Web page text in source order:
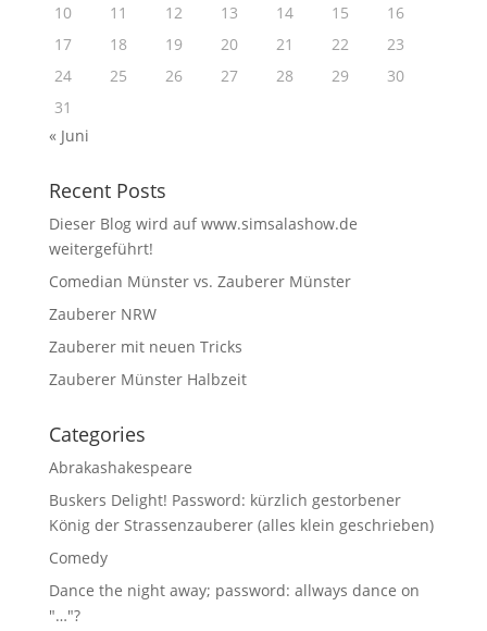
10
11 12 13 14 15
16
17
18 19 20 21 22
23
24
25 26 27 28 29
30
31
« Juni
Recent Posts
Dieser Blog wird auf www.simsalashow.de
weitergeführt!
Comedian Münster vs. Zauberer Münster
Zauberer NRW
Zauberer mit neuen Tricks
Zauberer Münster Halbzeit
Categories
Abrakashakespeare
Buskers Delight! Password: kürzlich gestorbener
König der Strassenzauberer (alles klein geschrieben)
Comedy
Dance the night away; password: allways dance on
"…"?